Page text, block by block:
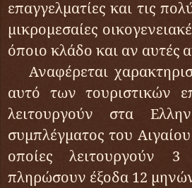
επαγγελματίες και τις
μικρομεσαίες
όποιο κλάδο και αν αυτές
Αναφέρεται
αυτό των τουριστικών
λειτουργούν στα
συμπλέγματος του
οποίες λειτουργούν
πληρώσουν έξοδα 12